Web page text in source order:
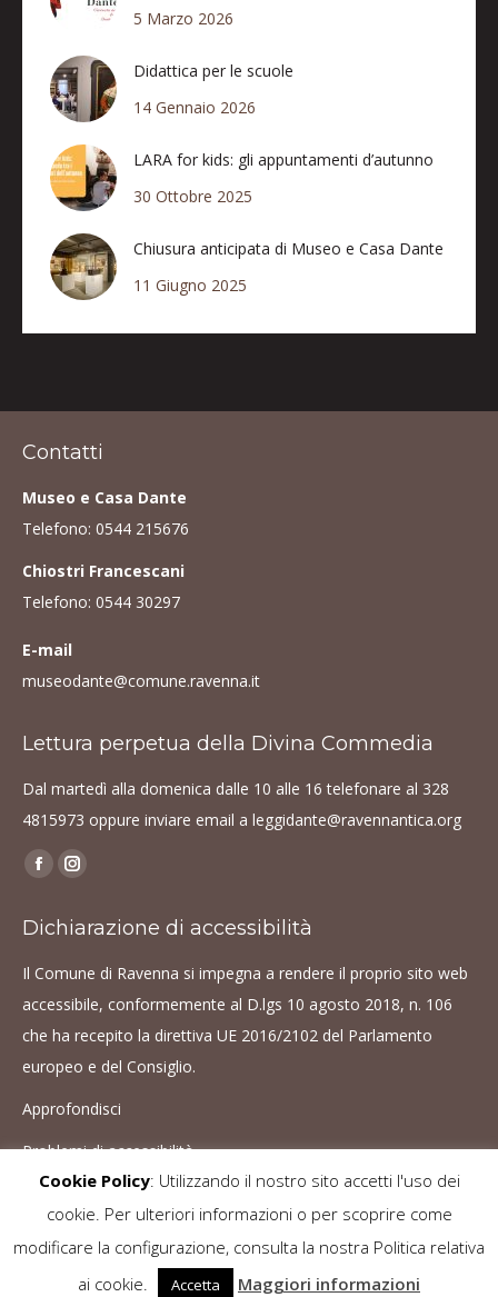
5 Marzo 2026
Didattica per le scuole
14 Gennaio 2026
LARA for kids: gli appuntamenti d’autunno
30 Ottobre 2025
Chiusura anticipata di Museo e Casa Dante
11 Giugno 2025
Contatti
Museo e Casa Dante
Telefono: 0544 215676
Chiostri Francescani
Telefono: 0544 30297
E-mail
museodante@comune.ravenna.it
Lettura perpetua della Divina Commedia
Dal martedì alla domenica dalle 10 alle 16 telefonare al 328
4815973 oppure inviare email a leggidante@ravennantica.org
Find us on:
Facebook
opens
Instagram
opens
Dichiarazione di accessibilità
Il Comune di Ravenna si impegna a rendere il proprio sito web
accessibile, conformemente al D.lgs 10 agosto 2018, n. 106
che ha recepito la direttiva UE 2016/2102 del Parlamento
europeo e del Consiglio.
Approfondisci
Problemi di accessibilità
Le immagini sono protette da copyright. È vietato ogni utilizzo senza il
consenso dell'autore -Cookie Policy
© VivaDante
Cookie Policy: Utilizzando il nostro sito accetti l'uso dei
cookie. Per ulteriori informazioni o per scoprire come
modificare la configurazione, consulta la nostra Politica relativa
ai cookie.
Accetta Maggiori informazioni